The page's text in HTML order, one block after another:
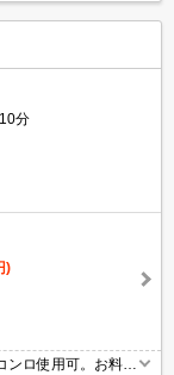
分
)
ロ使用可。お料理